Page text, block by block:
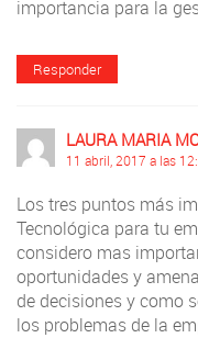
importancia para la
Responder
LAURA MARIA
11 abril, 2017 a las
Los tres puntos más
Tecnológica para tu
considero mas
oportunidades y
de decisiones y como
los problemas de la